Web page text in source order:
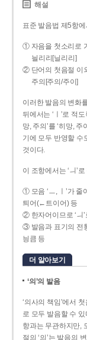
해설
표준 발음법 제5항
① 자음을 첫소리로
늴리리[닐리리]
② 단어의 첫음절 이
주의[주의/주이]
이러한 발음의 변화
뒤에서는 ‘ㅣ’로 적
망, 주의’를 ‘히망,
기에 모두 반영할 수
것이다.
이 조항에서는 ‘ㅢ’
① 모음 ‘ㅡ, ㅣ’가 줄
틔어(←트이어) 등
② 한자어이므로 ‘ㅢ
③ 발음과 표기의 전
닁큼 등
더 알아보기
‘의’의 발음
‘의사의 책임’에서
로 모두 발음할 수
항과는 무관하지만,
절의 ‘의’는 발음의